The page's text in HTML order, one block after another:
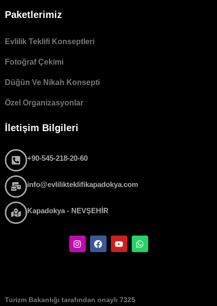
Paketlerimiz
Evlilik Teklifi Konseptleri
Fotoğraf Çekimi
Düğün Ve Nikah Konsepti
Özel Organizasyonlar
İletişim Bilgileri
+90-545-218-20-60
info@evlilikteklifikapadokya.com
Kapadokya - NEVŞEHİR
Turizm Bakanlığı tarafından onaylı 7325